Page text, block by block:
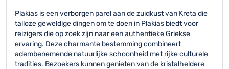
Plakias is een verborgen parel aan de zuidkust van Kreta die
talloze geweldige dingen om te doen in Plakias biedt voor
reizigers die op zoek zijn naar een authentieke Griekse
ervaring. Deze charmante bestemming combineert
adembenemende natuurlijke schoonheid met rijke culturele
tradities. Bezoekers kunnen genieten van de kristalheldere